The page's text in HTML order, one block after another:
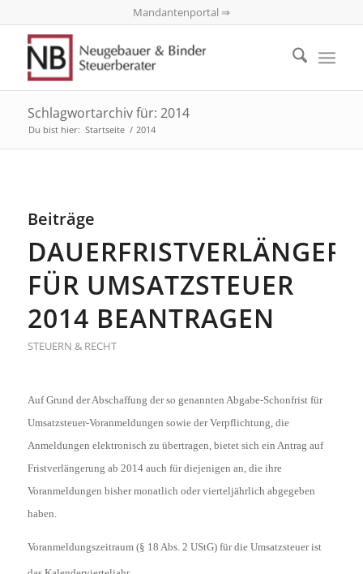
Mandantenportal ⇒
Schlagwortarchiv für: 2014
Du bist hier: Startseite / 2014
Beiträge
FÜR UMSATZSTEUER
2014 BEANTRAGEN
STEUERN & RECHT
Auf Grund der Abschaffung der so genannten Abgabe-Schonfrist für
Umsatzsteuer-Voranmeldungen sowie der Verpflichtung, die
Anmeldungen elektronisch zu übertragen, bietet sich ein Antrag auf
Fristverlängerung ab 2014 auch für diejenigen an, die ihre
Voranmeldungen bisher monatlich oder vierteljährlich abgegeben
haben.
Voranmeldungszeitraum (§ 18 Abs. 2 UStG)für die Umsatzsteuer ist